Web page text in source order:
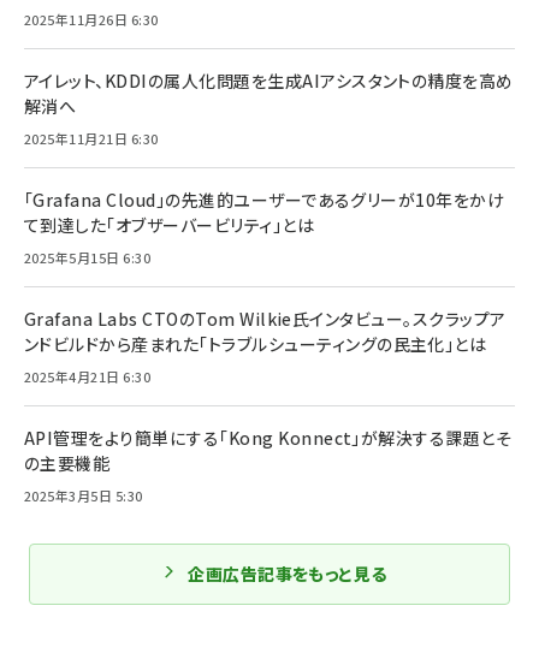
2025年11月26日 6:30
アイレット、KDDIの属人化問題を生成AIアシスタントの精度を高め
解消へ
2025年11月21日 6:30
「Grafana Cloud」の先進的ユーザーであるグリーが10年をかけ
て到達した「オブザーバービリティ」とは
2025年5月15日 6:30
Grafana Labs CTOのTom Wilkie氏インタビュー。スクラップア
ンドビルドから産まれた「トラブルシューティングの民主化」とは
2025年4月21日 6:30
API管理をより簡単にする「Kong Konnect」が解決する課題とそ
の主要機能
2025年3月5日 5:30
企画広告記事をもっと見る